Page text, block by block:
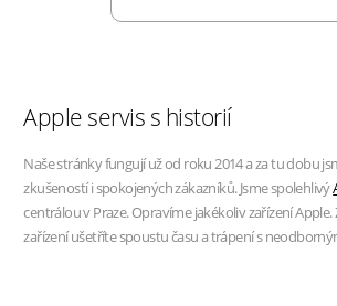
Apple servis s historií
Naše stránky fungují už od roku 2014 a za tu dobu
zkušeností i spokojených zákazníků. Jsme spolehlivý
centrálou v Praze. Opravíme jakékoliv zařízení Apple.
zařízení ušetříte spoustu času a trápení s